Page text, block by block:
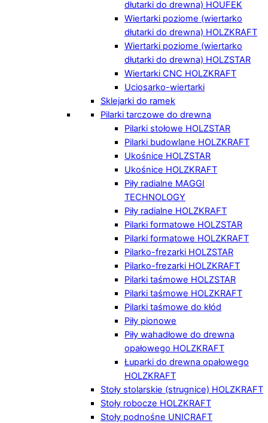
dłutarki do drewna) HOUFEK
Wiertarki poziome (wiertarko
dłutarki do drewna) HOLZKRAFT
Wiertarki poziome (wiertarko
dłutarki do drewna) HOLZSTAR
Wiertarki CNC HOLZKRAFT
Uciosarko-wiertarki
Sklejarki do ramek
Pilarki tarczowe do drewna
Pilarki stołowe HOLZSTAR
Pilarki budowlane HOLZKRAFT
Ukośnice HOLZSTAR
Ukośnice HOLZKRAFT
Piły radialne MAGGI
TECHNOLOGY
Piły radialne HOLZKRAFT
Pilarki formatowe HOLZSTAR
Pilarki formatowe HOLZKRAFT
Pilarko-frezarki HOLZSTAR
Pilarko-frezarki HOLZKRAFT
Pilarki taśmowe HOLZSTAR
Pilarki taśmowe HOLZKRAFT
Pilarki taśmowe do kłód
Piły pionowe
Piły wahadłowe do drewna
opałowego HOLZKRAFT
Łuparki do drewna opałowego
HOLZKRAFT
Stoły stolarskie (strugnice) HOLZKRAFT
Stoły robocze HOLZKRAFT
Stoły podnośne UNICRAFT